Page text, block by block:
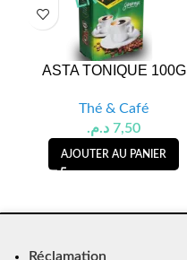
ASTA TONIQUE 100G
Thé & Café
7,50 د.م.
AJOUTER AU PANIER
Réclamation